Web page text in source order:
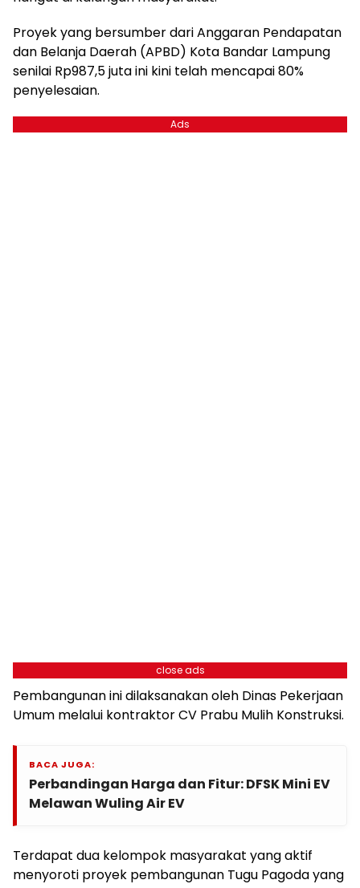
Proyek yang bersumber dari Anggaran Pendapatan
dan Belanja Daerah (APBD) Kota Bandar Lampung
senilai Rp987,5 juta ini kini telah mencapai 80%
penyelesaian.
Ads
close ads
Pembangunan ini dilaksanakan oleh Dinas Pekerjaan
Umum melalui kontraktor CV Prabu Mulih Konstruksi.
BACA JUGA:
Perbandingan Harga dan Fitur: DFSK Mini EV
Melawan Wuling Air EV
Terdapat dua kelompok masyarakat yang aktif
menyoroti proyek pembangunan Tugu Pagoda yang